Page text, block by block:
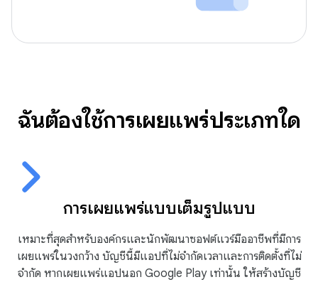
ฉันต้องใช้การเผยแพร่ประเภทใด
การเผยแพร่แบบเต็มรูปแบบ
เหมาะที่สุดสำหรับองค์กรและนักพัฒนาซอฟต์แวร์มืออาชีพที่มีการ
เผยแพร่ในวงกว้าง บัญชีนี้มีแอปที่ไม่จำกัดเวลาและการติดตั้งที่ไม่
จำกัด หากเผยแพร่แอปนอก Google Play เท่านั้น ให้สร้างบัญชี